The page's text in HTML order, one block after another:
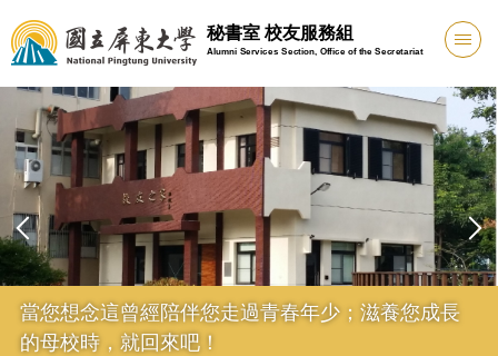
跳
到
主
要
內
容
區
秘書室 校友服務組
Alumni Services Section, Office of the Secretariat
屏師47級校友畢業68週年同學會 115/04/25